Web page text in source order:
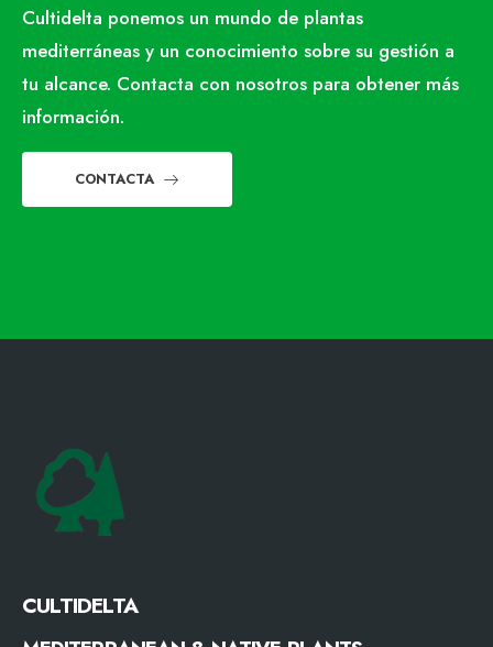
Cultidelta ponemos un mundo de plantas
mediterráneas y un conocimiento sobre su gestión a
tu alcance. Contacta con nosotros para obtener más
información.
CONTACTA
CULTIDELTA